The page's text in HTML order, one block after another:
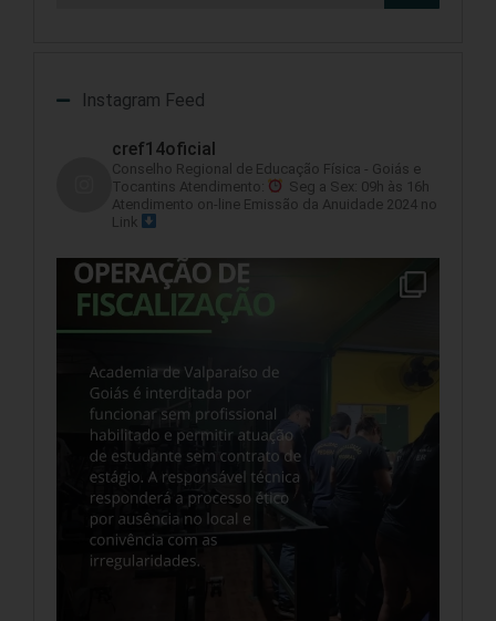
Instagram Feed
cref14oficial
Conselho Regional de Educação Física - Goiás e
Tocantins Atendimento:
Seg a Sex: 09h às 16h
Atendimento on-line Emissão da Anuidade 2024 no
Link